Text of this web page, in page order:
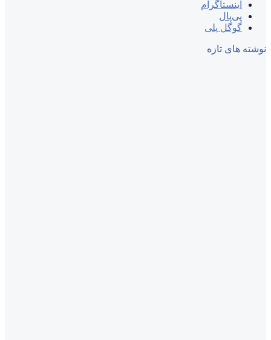
اینستاگرام
پی‌پال
گوگل پلی
نوشته های تازه